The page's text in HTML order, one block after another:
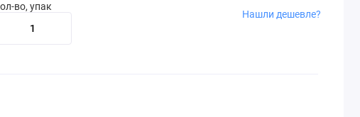
во, упак
Нашли дешевле?